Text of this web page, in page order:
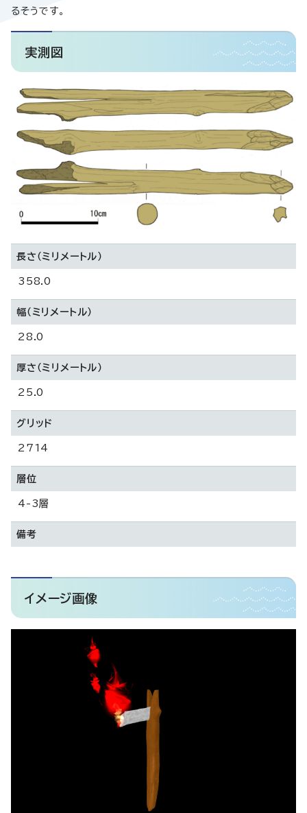
るそうです。
実測図
長さ（ミリメートル）
358.0
幅（ミリメートル）
28.0
厚さ（ミリメートル）
25.0
グリッド
2714
層位
4-3層
備考
イメージ画像